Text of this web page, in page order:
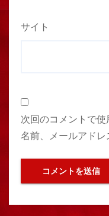
サイト
次回のコメントで
名前、メールアドレ